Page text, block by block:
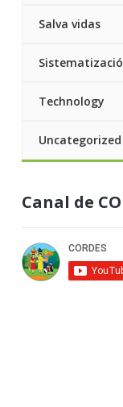
Salva vidas
Technology
Uncategorized
Canal de